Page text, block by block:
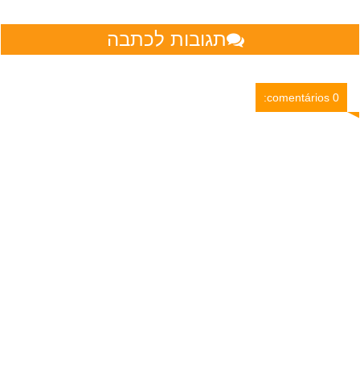
תגובות לכתבה
0 comentários: